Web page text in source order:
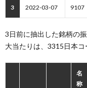
3 2022-03-07 9107
3日前に抽出した銘柄の
大当たりは、3315日本コ
名
称